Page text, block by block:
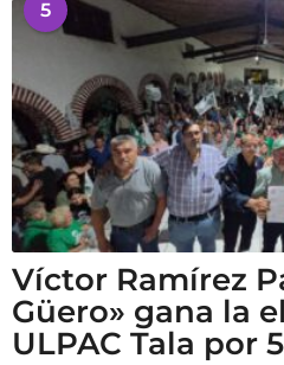
5
Víctor Ramírez
Güero» gana la
ULPAC Tala por